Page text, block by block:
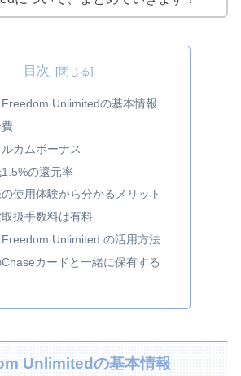
目次
Unlimitedの基本情報
カムボーナス
の還元率
使用体験から分かるメリット
扱手数料は有料
Unlimited の活用方法
カードと一緒に保有する
Unlimitedの基本情報